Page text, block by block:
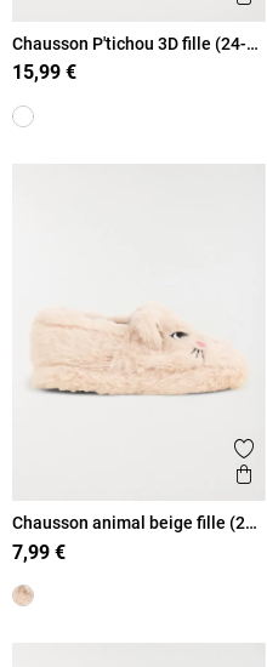
Chausson P'tichou 3D fille (24-
30)
15,99 €
Chausson animal beige fille (24-
30)
7,99 €